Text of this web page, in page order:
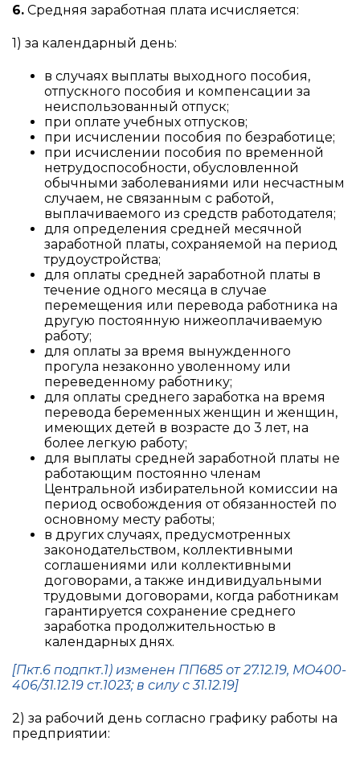
6. Средняя заработная плата исчисляется:
1) за календарный день:
в случаях выплаты выходного пособия,
отпускного пособия и компенсации за
неиспользованный отпуск;
при оплате учебных отпусков;
при исчислении пособия по безработице;
при исчислении пособия по временной
нетрудоспособности, обусловленной
обычными заболеваниями или несчастным
случаем, не связанным с работой,
выплачиваемого из средств работодателя;
для определения средней месячной
заработной платы, сохраняемой на период
трудоустройства;
для оплаты средней заработной платы в
течение одного месяца в случае
перемещения или перевода работника на
другую постоянную нижеоплачиваемую
работу;
для оплаты за время вынужденного
прогула незаконно уволенному или
переведенному работнику;
для оплаты среднего заработка на время
перевода беременных женщин и женщин,
имеющих детей в возрасте до 3 лет, на
более легкую работу;
для выплаты средней заработной платы не
работающим постоянно членам
Центральной избирательной комиссии на
период освобождения от обязанностей по
основному месту работы;
в других случаях, предусмотренных
законодательством, коллективными
соглашениями или коллективными
договорами, а также индивидуальными
трудовыми договорами, когда работникам
гарантируется сохранение среднего
заработка продолжительностью в
календарных днях.
[Пкт.6 подпкт.1) изменен ПП685 от 27.12.19, MO400-
406/31.12.19 ст.1023; в силу с 31.12.19]
2) за рабочий день согласно графику работы на
предприятии: